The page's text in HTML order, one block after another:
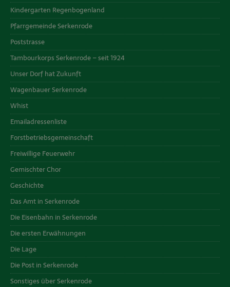
Kindergarten Regenbogenland
Pfarrgemeinde Serkenrode
Poststrasse
Tambourkorps Serkenrode – seit 1924
Unser Dorf hat Zukunft
Wagenbauer Serkenrode
Whist
Emailadressenliste
Forstbetriebsgemeinschaft
Freiwillige Feuerwehr
Gemischter Chor
Geschichte
Das Amt in Serkenrode
Die Eisenbahn in Serkenrode
Die ersten Erwähnungen
Die Lage
Die Post in Serkenrode
Sonstiges über Serkenrode